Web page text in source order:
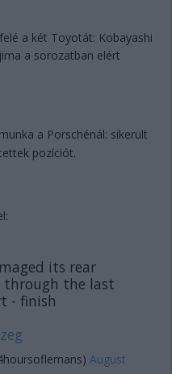
a két Toyotát: Kobayashi
a sorozatban elért
a Porschénál: sikerült
pozíciót.
its rear
the last
- finish
August